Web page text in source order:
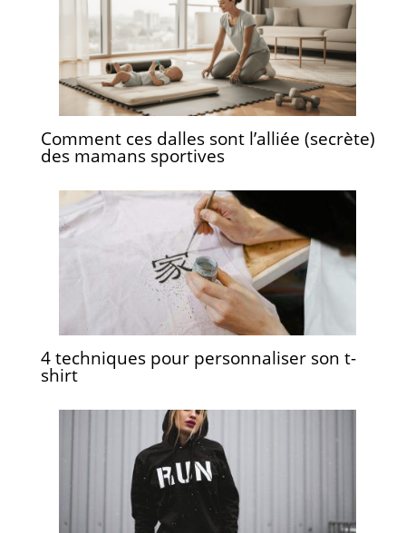
Comment ces dalles sont l’alliée (secrète)
des mamans sportives
4 techniques pour personnaliser son t-
shirt